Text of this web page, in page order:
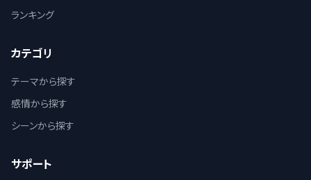
ランキング
カテゴリ
テーマから探す
感情から探す
シーンから探す
サポート